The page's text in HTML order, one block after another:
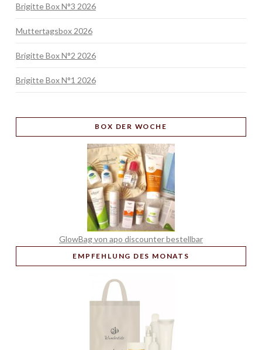
Brigitte Box N°3 2026
Muttertagsbox 2026
Brigitte Box N°2 2026
Brigitte Box N°1 2026
BOX DER WOCHE
GlowBag von apo discounter bestellbar
EMPFEHLUNG DES MONATS